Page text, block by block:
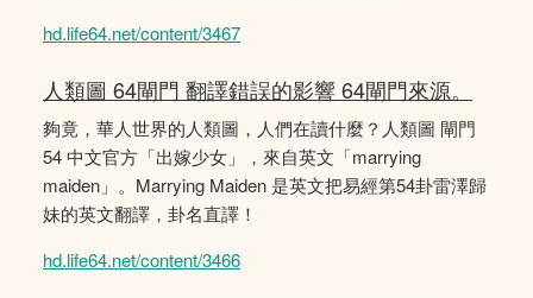
hd.life64.net/content/3467
人類圖 64閘門 翻譯錯誤的影響 64閘門來源。
夠竟，華人世界的人類圖，人們在讀什麼？人類圖 閘門
54 中文官方「出嫁少女」，來自英文「marrying
maiden」。Marrying Maiden 是英文把易經第54卦雷澤歸
妹的英文翻譯，卦名直譯！
hd.life64.net/content/3466